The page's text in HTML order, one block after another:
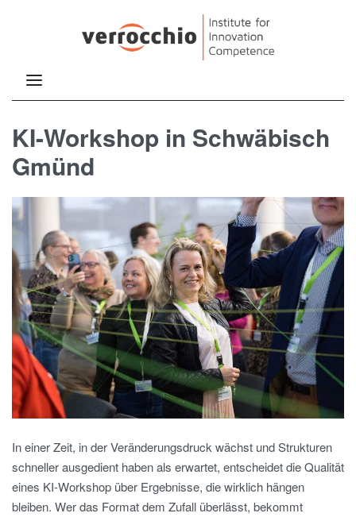
KI-Workshop in Schwäbisch
Gmünd
In einer Zeit, in der Veränderungsdruck wächst und Strukturen
schneller ausgedient haben als erwartet, entscheidet die Qualität
eines KI-Workshop über Ergebnisse, die wirklich hängen
bleiben. Wer das Format dem Zufall überlässt, bekommt